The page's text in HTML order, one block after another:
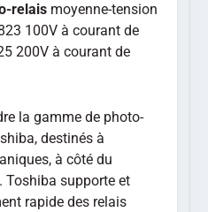
relais moyenne-tension
100V à courant de
200V à courant de
la gamme de photo-
destinés à
à côté du
Toshiba supporte et
rapide des relais